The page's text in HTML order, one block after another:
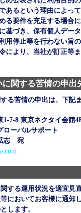
あるという理由によっ
る要件を充足する場合
基づき、保有個人デー
用停止等を行わない旨
により、当社が訂正等
関する苦情の申出
る苦情の申出は、下記
1-7-8 東京ネクタイ会館
ローバルサポート
志 宛
する運用状況を適宜見
においてお客様に通知
します。